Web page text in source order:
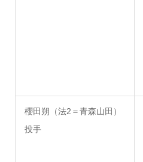
櫻田朔（法2＝青森山田）
投手